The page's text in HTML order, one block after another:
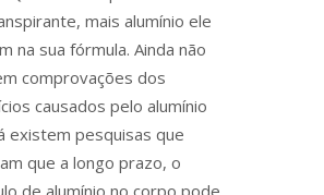
mais alumínio ele
na sua fórmula. Ainda não
comprovações dos
causados pelo alumínio
existem pesquisas que
que a longo prazo, o
de alumínio no corpo pode